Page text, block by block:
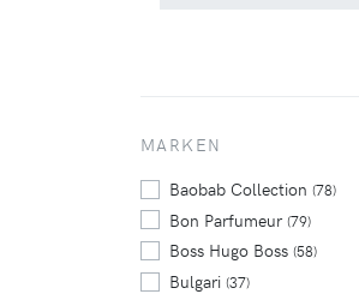
MARKEN
Baobab Collection (78)
Bon Parfumeur(79)
Boss Hugo Boss (58)
Bulgari (37)